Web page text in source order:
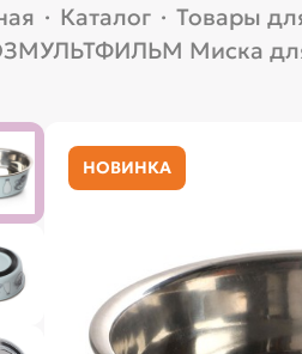
· Каталог · Товары
Миска для
НОВИНКА